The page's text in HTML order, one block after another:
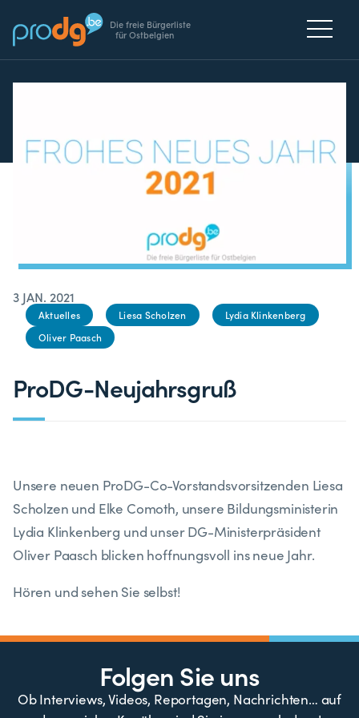
Die freie Bürgerliste
für Ostbelgien
3 JAN. 2021
Aktuelles Liesa Scholzen
Lydia Klinkenberg
Oliver Paasch
ProDG-Neujahrsgruß
Unsere neuen ProDG-Co-Vorstandsvorsitzenden Liesa
Scholzen und Elke Comoth, unsere Bildungsministerin
Lydia Klinkenberg und unser DG-Ministerpräsident
Oliver Paasch blicken hoffnungsvoll ins neue Jahr.
Hören und sehen Sie selbst!
Folgen Sie uns
Ob Interviews, Videos, Reportagen, Nachrichten… auf